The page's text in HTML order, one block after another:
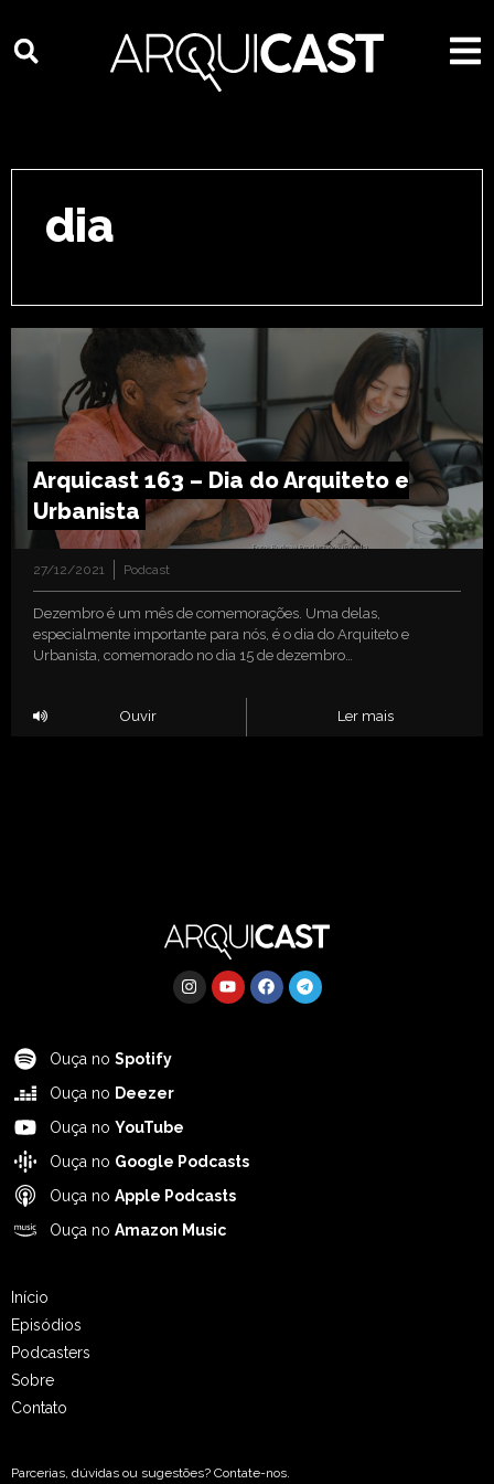
dia
Arquicast 163 – Dia do Arquiteto e
Urbanista
27/12/2021 Podcast
Dezembro é um mês de comemorações. Uma delas,
especialmente importante para nós, é o dia do Arquiteto e
Urbanista, comemorado no dia 15 de dezembro…
Ouvir Ler mais
Ouça no Spotify
Ouça no Deezer
Ouça no YouTube
Ouça no Google Podcasts
Ouça no Apple Podcasts
Ouça no Amazon Music
Início
Episódios
Podcasters
Sobre
Contato
Parcerias, dúvidas ou sugestões? Contate-nos.